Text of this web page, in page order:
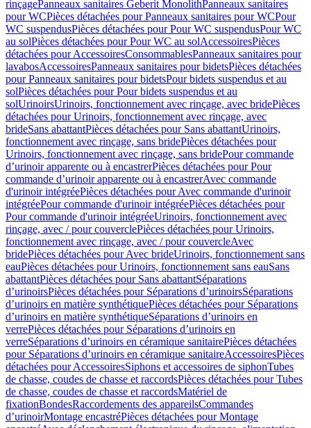
rinçagePanneaux sanitaires Geberit MonolithPanneaux sanitaires
pour WCPièces détachées pour Panneaux sanitaires pour WCPour
WC suspendusPièces détachées pour Pour WC suspendusPour WC
au solPièces détachées pour Pour WC au solAccessoiresPièces
détachées pour AccessoiresConsommablesPanneaux sanitaires pour
lavabosAccessoiresPanneaux sanitaires pour bidetsPièces détachées
pour Panneaux sanitaires pour bidetsPour bidets suspendus et au
solPièces détachées pour Pour bidets suspendus et au
solUrinoirsUrinoirs, fonctionnement avec rinçage, avec bridePièces
détachées pour Urinoirs, fonctionnement avec rinçage, avec
brideSans abattantPièces détachées pour Sans abattantUrinoirs,
fonctionnement avec rinçage, sans bridePièces détachées pour
Urinoirs, fonctionnement avec rinçage, sans bridePour commande
d’urinoir apparente ou à encastrerPièces détachées pour Pour
commande d’urinoir apparente ou à encastrerAvec commande
d'urinoir intégréePièces détachées pour Avec commande d'urinoir
intégréePour commande d'urinoir intégréePièces détachées pour
Pour commande d'urinoir intégréeUrinoirs, fonctionnement avec
rinçage, avec / pour couverclePièces détachées pour Urinoirs,
fonctionnement avec rinçage, avec / pour couvercleAvec
bridePièces détachées pour Avec brideUrinoirs, fonctionnement sans
eauPièces détachées pour Urinoirs, fonctionnement sans eauSans
abattantPièces détachées pour Sans abattantSéparations
d’urinoirsPièces détachées pour Séparations d’urinoirsSéparations
d’urinoirs en matière synthétiquePièces détachées pour Séparations
d’urinoirs en matière synthétiqueSéparations d’urinoirs en
verrePièces détachées pour Séparations d’urinoirs en
verreSéparations d’urinoirs en céramique sanitairePièces détachées
pour Séparations d’urinoirs en céramique sanitaireAccessoiresPièces
détachées pour AccessoiresSiphons et accessoires de siphonTubes
de chasse, coudes de chasse et raccordsPièces détachées pour Tubes
de chasse, coudes de chasse et raccordsMatériel de
fixationBondesRaccordements des appareilsCommandes
dʼurinoirMontage encastréPièces détachées pour Montage